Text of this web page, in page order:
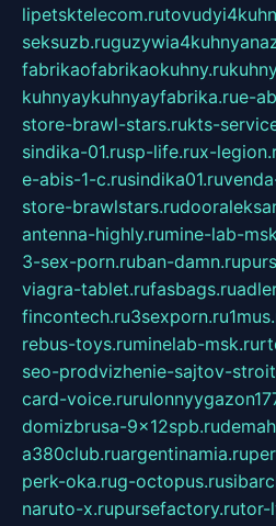
lipetsktelecom.ru
seksuzb.ru
fabrikaofabrikaokuhny.ru
kuhnyaykuhnyayfabrika.rue-
store-brawl-stars.rukts-
sindika-01.rusp-life.rux-
e-abis-1-c.rusindika01.ru
store-brawlstars.ru
antenna-highly.rumine-lab-
3-sex-porn.ruban-damn.ru
viagra-tablet.rufasbags.ru
fincontech.ru3sexporn.ru
rebus-toys.ruminelab-msk.ru
seo-prodvizhenie-sajtov-
card-voice.ru
domizbrusa-9x12spb.ru
a380club.ruargentinamia.ru
perk-oka.rug-octopus.ru
naruto-x.rupursefactory.rutor-